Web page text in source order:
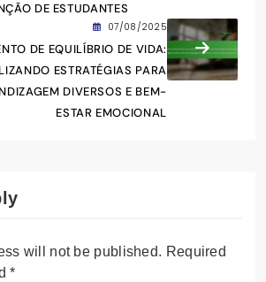
DE ESTUDANTES
07/08/2025
DE EQUILÍBRIO DE VIDA:
ESTRATÉGIAS PARA
DIVERSOS E BEM-
ESTAR EMOCIONAL
will not be published. Required
*